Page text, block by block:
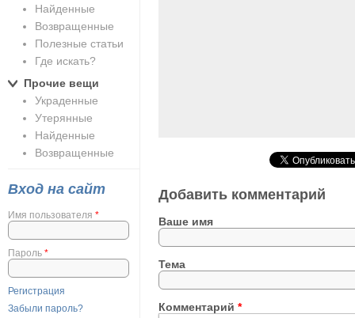
Добавить комментарий
Ваше имя
Тема
Комментарий *
Найденные
Возвращенные
Полезные статьи
Где искать?
Прочие вещи
Украденные
Утерянные
Найденные
Возвращенные
Вход на сайт
Имя пользователя *
Пароль *
Регистрация
Забыли пароль?